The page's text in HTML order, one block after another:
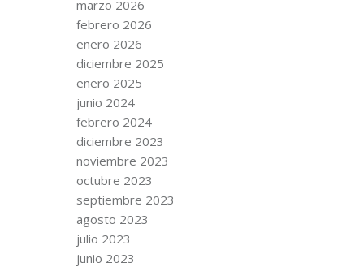
marzo 2026
febrero 2026
enero 2026
diciembre 2025
enero 2025
junio 2024
febrero 2024
diciembre 2023
noviembre 2023
octubre 2023
septiembre 2023
agosto 2023
julio 2023
junio 2023